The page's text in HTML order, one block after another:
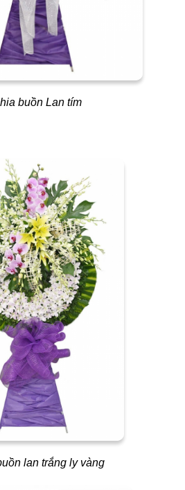
buồn Lan tím
lan trắng ly vàng